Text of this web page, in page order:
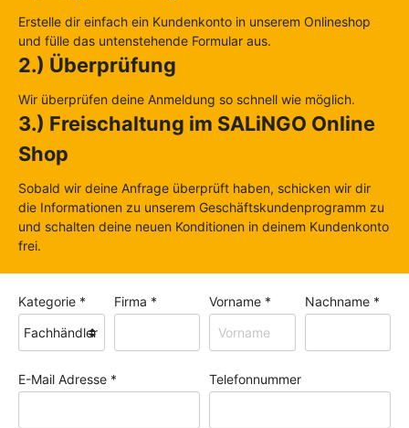
Erstelle dir einfach ein Kundenkonto in unserem Onlineshop
und fülle das untenstehende Formular aus.
2.) Überprüfung
Wir überprüfen deine Anmeldung so schnell wie möglich.
3.) Freischaltung im SALiNGO Online
Shop
Sobald wir deine Anfrage überprüft haben, schicken wir dir
die Informationen zu unserem Geschäftskundenprogramm zu
und schalten deine neuen Konditionen in deinem Kundenkonto
frei.
Kategorie * Firma * Vorname * Nachname *
E-Mail Adresse * Telefonnummer